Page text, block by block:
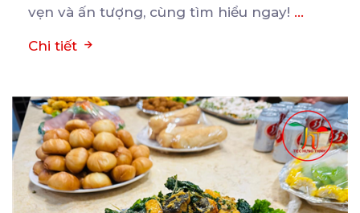
vẹn và ấn tượng, cùng tìm hiểu ngay! ...
Chi tiết